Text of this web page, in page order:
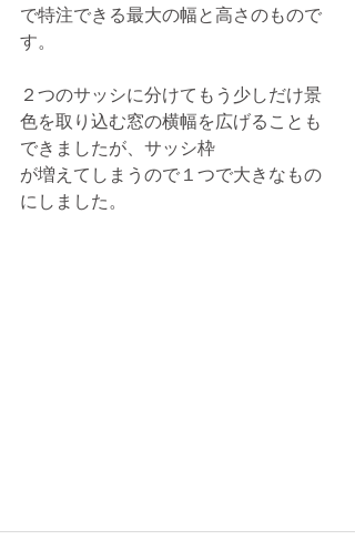
で特注できる最大の幅と高さのもので
す。
２つのサッシに分けてもう少しだけ景
色を取り込む窓の横幅を広げることも
できましたが、サッシ枠
が増えてしまうので１つで大きなもの
にしました。